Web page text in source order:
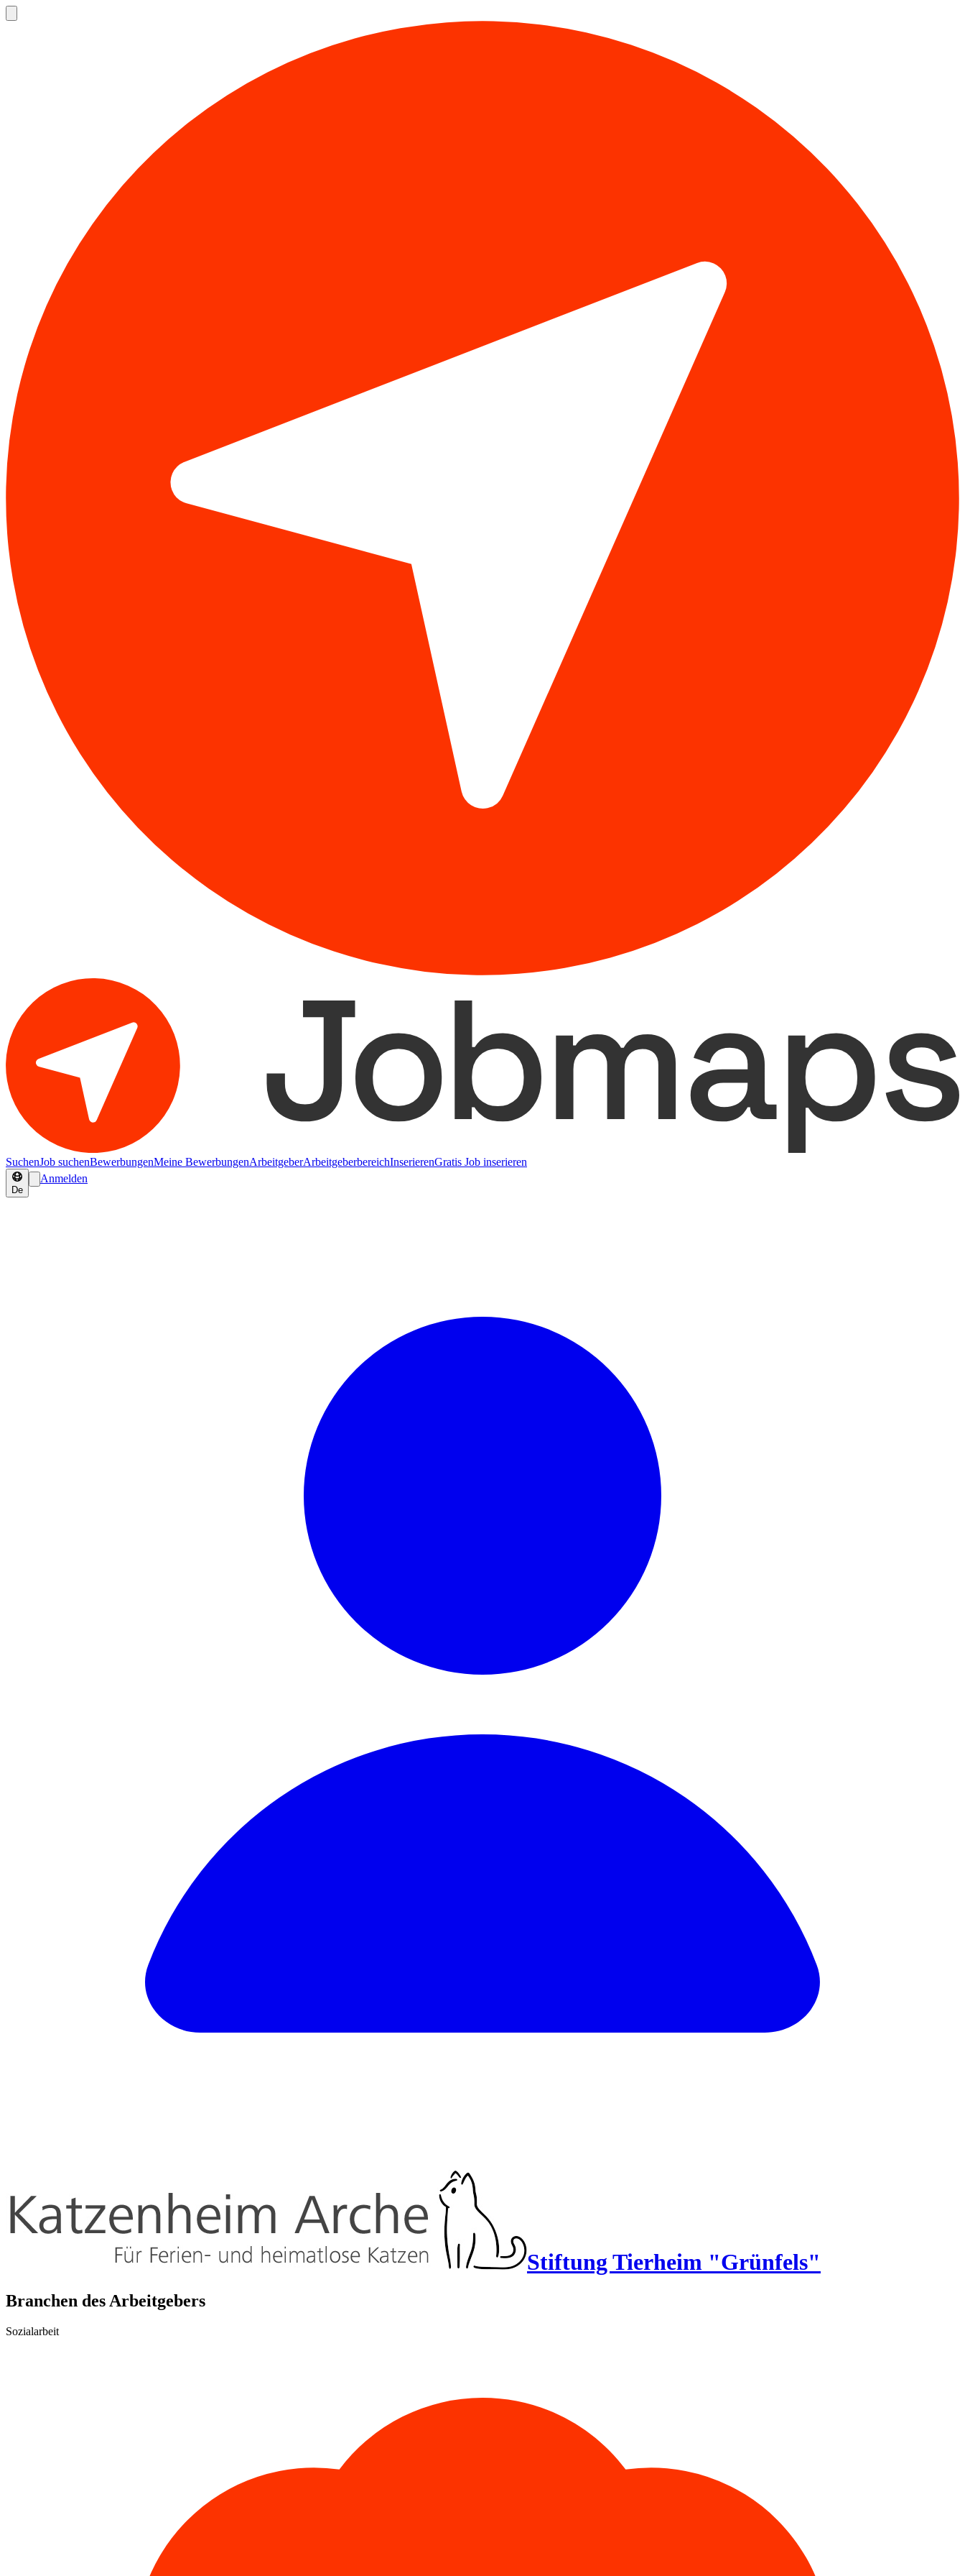
SuchenJob suchenBewerbungenMeine BewerbungenArbeitgeberArbeitgeberbereichInserierenGratis Job inserieren
De
Anmelden
Stiftung Tierheim "Grünfels"
Branchen des Arbeitgebers
Sozialarbeit